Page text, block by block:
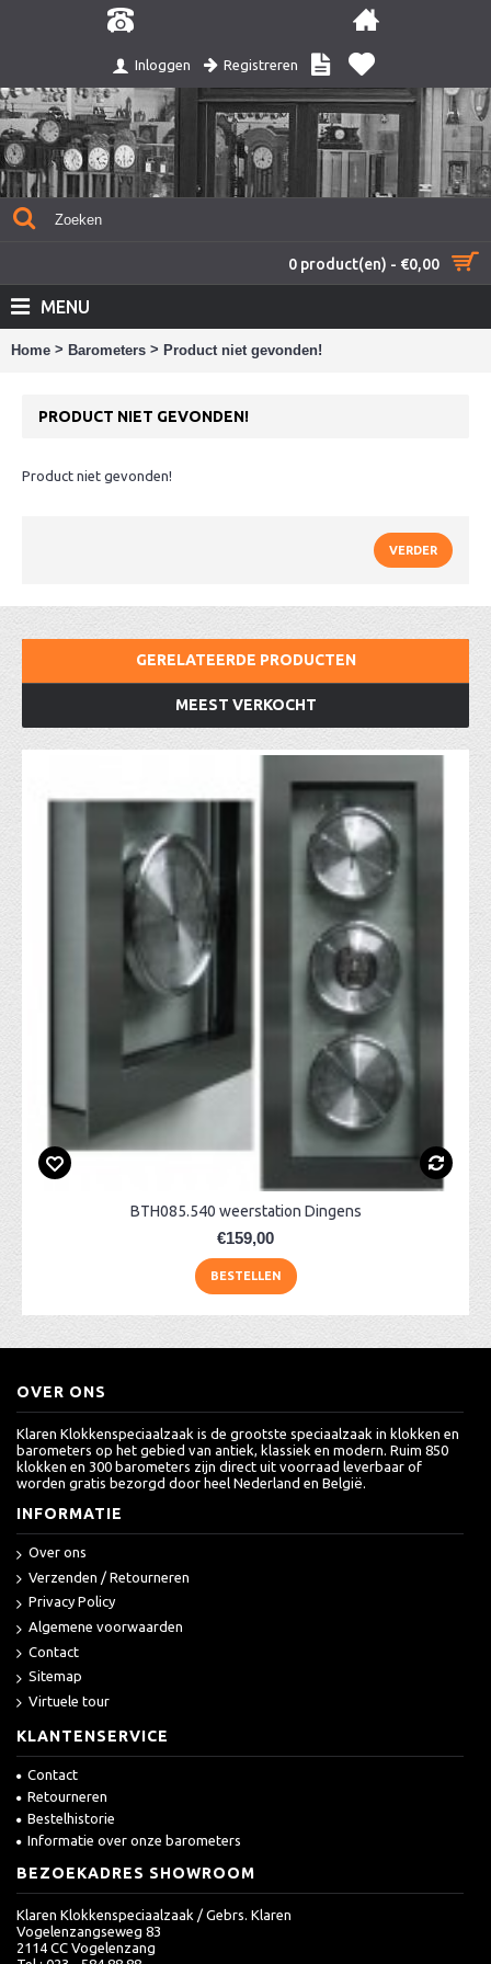
Inloggen Registreren
0 product(en) - €0,00
MENU
Home > Barometers > Product niet gevonden!
PRODUCT NIET GEVONDEN!
Product niet gevonden!
VERDER
GERELATEERDE PRODUCTEN
MEEST VERKOCHT
BTH085.540 weerstation Dingens
€159,00
BESTELLEN
OVER ONS
Klaren Klokkenspeciaalzaak is de grootste speciaalzaak in klokken en
barometers op het gebied van antiek, klassiek en modern. Ruim 850
klokken en 300 barometers zijn direct uit voorraad leverbaar of
worden gratis bezorgd door heel Nederland en België.
INFORMATIE
Over ons
Verzenden / Retourneren
Privacy Policy
Algemene voorwaarden
Contact
Sitemap
Virtuele tour
KLANTENSERVICE
Contact
Retourneren
Bestelhistorie
Informatie over onze barometers
BEZOEKADRES SHOWROOM
Klaren Klokkenspeciaalzaak / Gebrs. Klaren
Vogelenzangseweg 83
2114 CC Vogelenzang